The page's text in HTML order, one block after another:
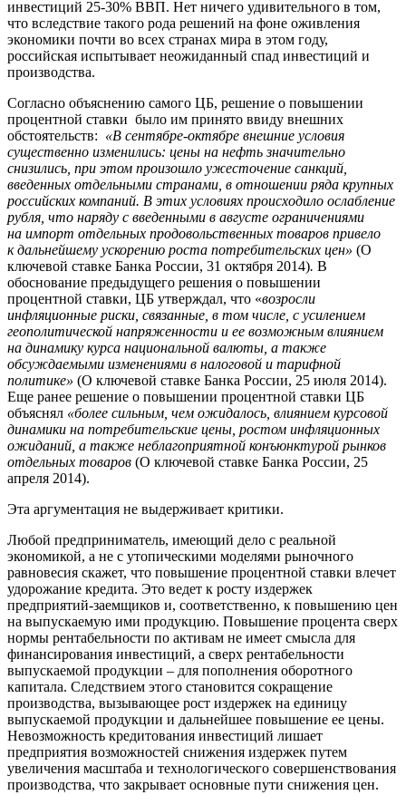
инвестиций 25-30% ВВП. Нет ничего удивительного в том,
что вследствие такого рода решений на фоне оживления
экономики почти во всех странах мира в этом году,
российская испытывает неожиданный спад инвестиций и
производства.
Согласно объяснению самого ЦБ, решение о повышении
процентной ставки было им принято ввиду внешних
обстоятельств: «В сентябре-октябре внешние условия
существенно изменились: цены на нефть значительно
снизились, при этом произошло ужесточение санкций,
введенных отдельными странами, в отношении ряда крупных
российских компаний. В этих условиях происходило ослабление
рубля, что наряду с введенными в августе ограничениями
на импорт отдельных продовольственных товаров привело
к дальнейшему ускорению роста потребительских цен» (О
ключевой ставке Банка России, 31 октября 2014). В
обоснование предыдущего решения о повышении
процентной ставки, ЦБ утверждал, что «возросли
инфляционные риски, связанные, в том числе, с усилением
геополитической напряженности и ее возможным влиянием
на динамику курса национальной валюты, а также
обсуждаемыми изменениями в налоговой и тарифной
политике» (О ключевой ставке Банка России, 25 июля 2014).
Еще ранее решение о повышении процентной ставки ЦБ
объяснял «более сильным, чем ожидалось, влиянием курсовой
динамики на потребительские цены, ростом инфляционных
ожиданий, а также неблагоприятной конъюнктурой рынков
отдельных товаров (О ключевой ставке Банка России, 25
апреля 2014).
Эта аргументация не выдерживает критики.
Любой предприниматель, имеющий дело с реальной
экономикой, а не с утопическими моделями рыночного
равновесия скажет, что повышение процентной ставки влечет
удорожание кредита. Это ведет к росту издержек
предприятий-заемщиков и, соответственно, к повышению цен
на выпускаемую ими продукцию. Повышение процента сверх
нормы рентабельности по активам не имеет смысла для
финансирования инвестиций, а сверх рентабельности
выпускаемой продукции – для пополнения оборотного
капитала. Следствием этого становится сокращение
производства, вызывающее рост издержек на единицу
выпускаемой продукции и дальнейшее повышение ее цены.
Невозможность кредитования инвестиций лишает
предприятия возможностей снижения издержек путем
увеличения масштаба и технологического совершенствования
производства, что закрывает основные пути снижения цен.